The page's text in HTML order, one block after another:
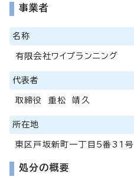
事業者
名称
有限会社ワイプランニング
代表者
取締役 重松 靖久
所在地
東区戸坂新町一丁目5番31号
処分の概要